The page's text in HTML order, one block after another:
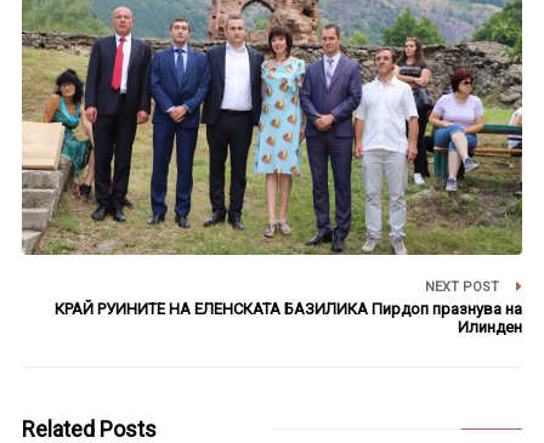
NEXT POST
КРАЙ РУИНИТЕ НА ЕЛЕНСКАТА БАЗИЛИКА Пирдоп празнува на
Илинден
Related Posts